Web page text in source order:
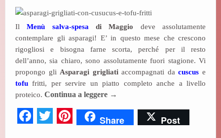
bo
ok
tte
r
er
es
t
IlMenù salva-spesa di Maggio deve assolutamente
contemplare gli asparagi! E’ in questo mese che crescono
rigogliosi e bisogna farne scorta, perché per il resto
dell’anno, sia chiaro, sono assolutamente fuori stagione. Vi
propongo gli Asparagi grigliatiaccompagnati dacuscus e
tofu fritti, per servire un piatto completo anche a livello
proteico. Continua a leggere →
Fa T
Pi
Share Post